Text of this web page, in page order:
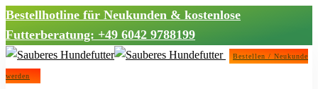
Bestellhotline für Neukunden & kostenlose
Futterberatung: +49 6042 9788199
Bestellen / Neukunde
werden